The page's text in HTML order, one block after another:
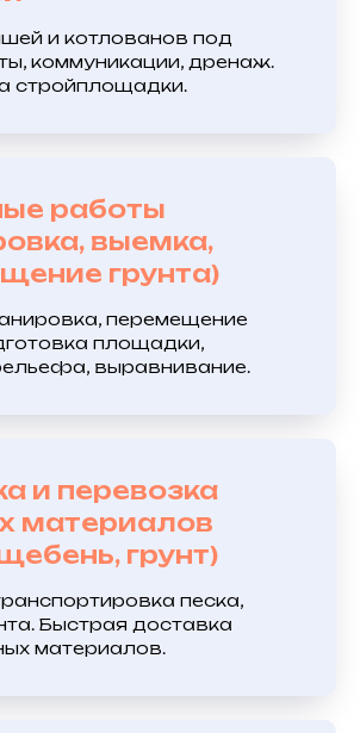
и котлованов под
коммуникации, дренаж.
стройплощадки.
работы
выемка,
грунта)
перемещение
площадки,
выравнивание.
и перевозка
материалов
грунт)
песка,
Быстрая доставка
материалов.